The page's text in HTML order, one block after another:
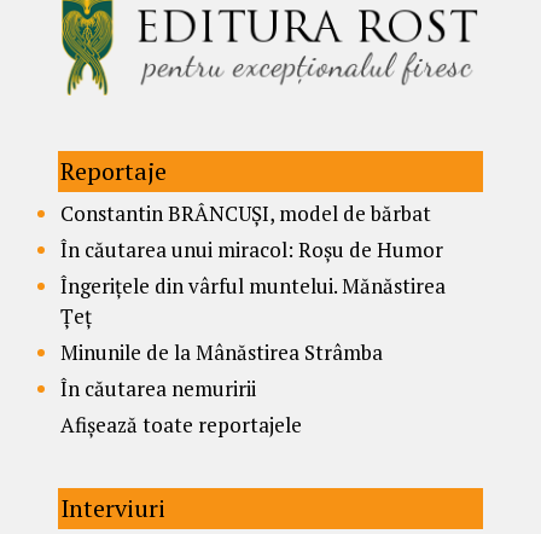
Reportaje
Constantin BRÂNCUȘI, model de bărbat
În căutarea unui miracol: Roșu de Humor
Îngerițele din vârful muntelui. Mănăstirea
Țeț
Minunile de la Mânăstirea Strâmba
În căutarea nemuririi
Afișează toate reportajele
Interviuri